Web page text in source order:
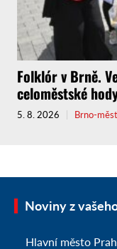
Folklór v Brně.
celoměstské
5. 8. 2026 Brno-
Noviny z
Hlavní město